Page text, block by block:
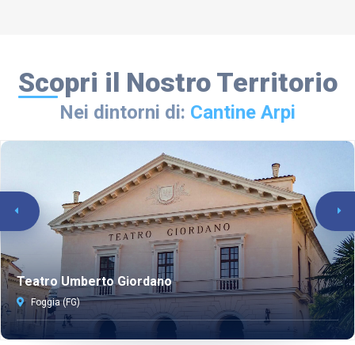
Scopri il Nostro Territorio
Nei dintorni di: Cantine Arpi
Teatro Umberto Giordano
Foggia (FG)